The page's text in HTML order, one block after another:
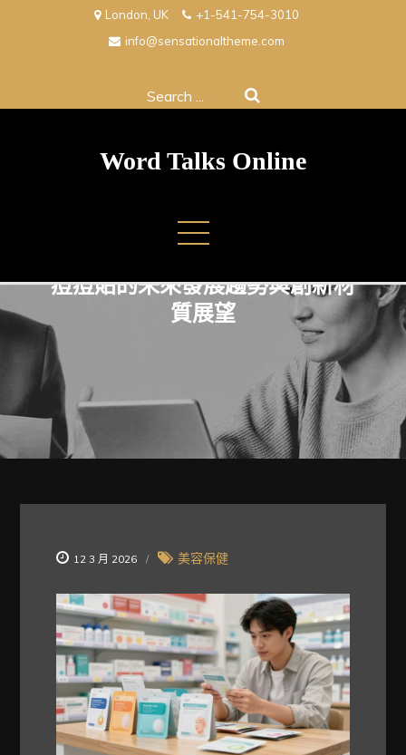
London, UK
+1-541-754-3010
info@sensationaltheme.com
Search
Word Talks Online
痘痘貼的未來發展趨勢與創新材
質展望
12 3 月 2026 美容保健